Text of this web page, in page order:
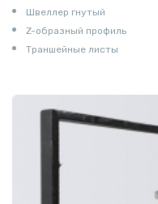
Швеллер гнутый
Z-образный профиль
Траншейные листы